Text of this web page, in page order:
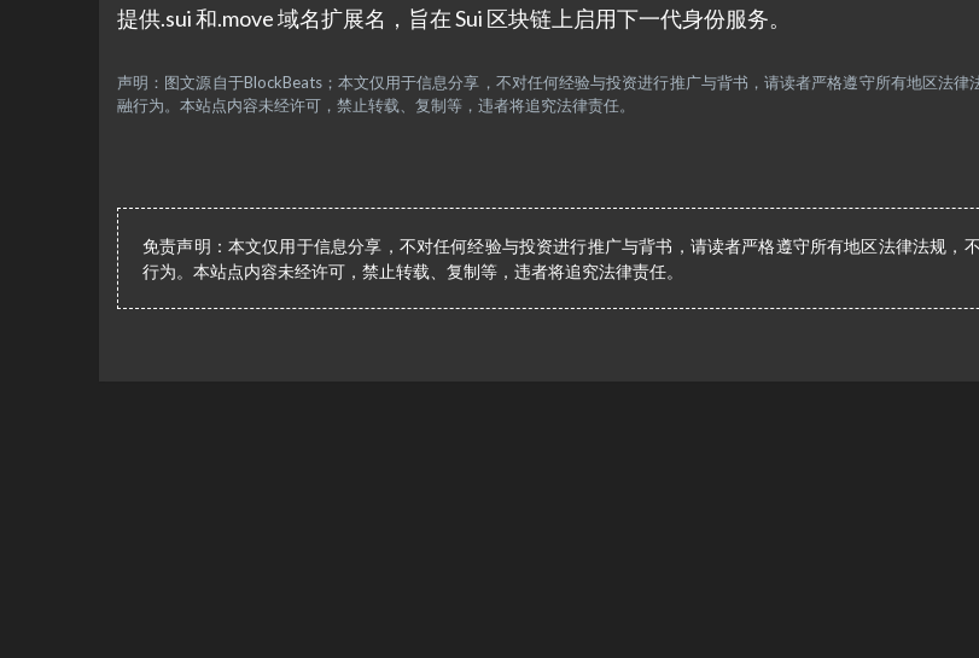
提供.sui 和.move 域名扩展名，旨在 Sui 区块链上启用下一代身份服务。
声明：图文源自于BlockBeats；本文仅用于信息分享，不对任何经验与投资进行推广与背书，请读者严格遵守所有地区法律
融行为。本站点内容未经许可，禁止转载、复制等，违者将追究法律责任。
免责声明：本文仅用于信息分享，不对任何经验与投资进行推广与背书，请读者严格遵守所有地区法律法规，
行为。本站点内容未经许可，禁止转载、复制等，违者将追究法律责任。